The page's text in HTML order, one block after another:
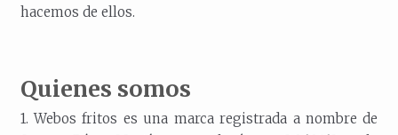
hacemos de ellos.
Quienes somos
1. Webos fritos es una marca registrada a nombre de